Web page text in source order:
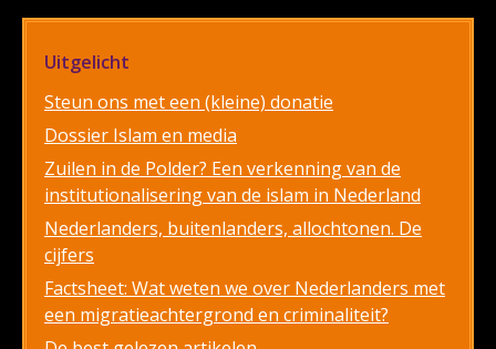
Uitgelicht
Steun ons met een (kleine) donatie
Dossier Islam en media
Zuilen in de Polder? Een verkenning van de
institutionalisering van de islam in Nederland
Nederlanders, buitenlanders, allochtonen. De
cijfers
Factsheet: Wat weten we over Nederlanders met
een migratieachtergrond en criminaliteit?